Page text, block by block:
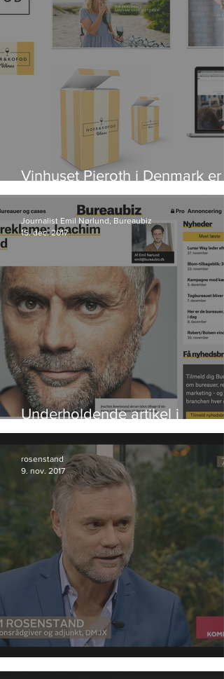
Vinhuset Pieroth i Denmark er
blevet til Noer & Kofod Wines
Underholdende artikel i
Bureaubiz
Journalist Emil Nørlund, Bureaubiz
15. dec. 2017
Anmeldelse af valgplakater
rosenstand
9. nov. 2017